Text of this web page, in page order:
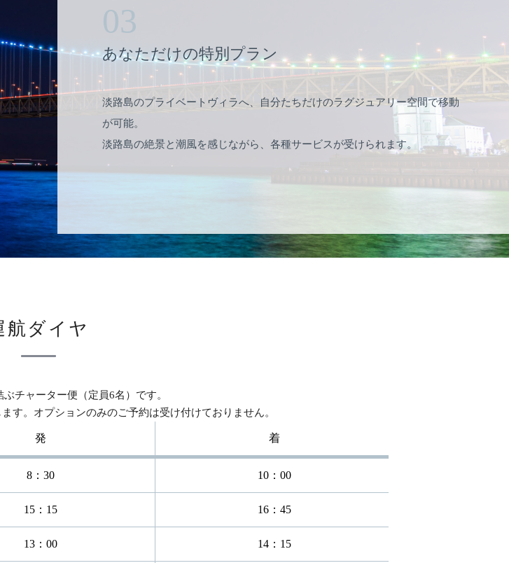
03
あなただけの特別プラン
淡路島のプライベートヴィラへ、自分たちだけのラグジュアリー空間で移動
が可能。
淡路島の絶景と潮風を感じながら、各種サービスが受けられます。
航ダイヤ
ぶチャーター便（定員6名）です。
す。 オプションのみのご予約は受け付けておりません。
発 着
8：30 10：00
15：15 16：45
13：00 14：15